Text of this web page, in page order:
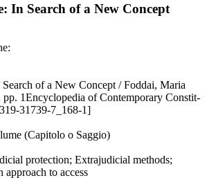
In Search of a New Concept
Search of a New Concept / Foddai, Maria
1Encyclopedia of Contemporary Constit-
31739-7_168-1]
(Capitolo o Saggio)
protection; Extrajudicial methods;
to access